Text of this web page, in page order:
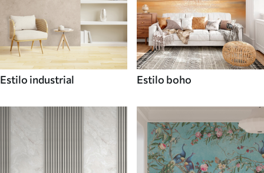
Estilo industrial Estilo boho